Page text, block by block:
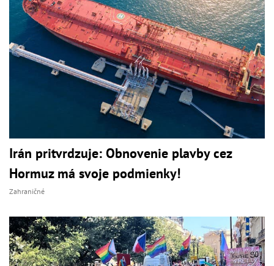
Irán pritvrdzuje: Obnovenie plavby cez
Hormuz má svoje podmienky!
Zahraničné